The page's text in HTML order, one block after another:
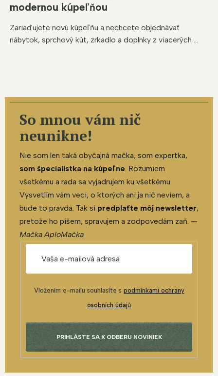
modernou kúpeľňou
Zariaďujete novú kúpeľňu a nechcete objednávať
nábytok, sprchový kút, zrkadlo a doplnky z viacerých ...
So mnou vám nič
neunikne!
Nie som len taká obyčajná mačka, som expertka,
som špecialistka na kúpeľne. Rozumiem
všetkému a rada sa vyjadrujem ku všetkému.
Vysvetlím vám veci, o ktorých ani ja nič neviem, a
bude to pravda. Tak si predplaťte môj newsletter,
pretože ho píšem, spravujem a zodpovedám zaň. —
Mačka AploMačka
Vložením e-mailu souhlasíte s podmínkami ochrany
osobních údajů
PRIHLÁSTE SA K ODBERU NOVINIEK